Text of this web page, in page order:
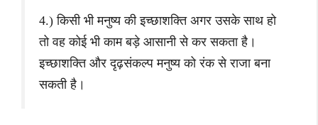
4.) किसी भी मनुष्य की इच्छाशक्ति अगर उसके साथ हो
तो वह कोई भी काम बड़े आसानी से कर सकता है।
इच्छाशक्ति और दृढ़संकल्प मनुष्य को रंक से राजा बना
सकती है।